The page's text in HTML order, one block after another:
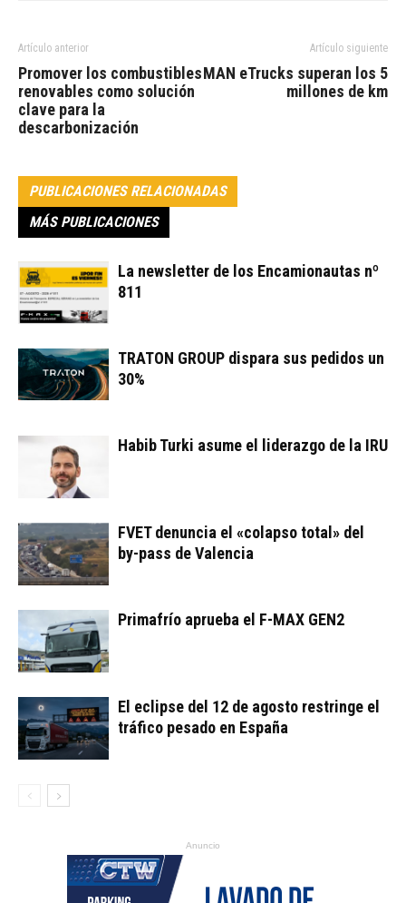
Artículo anterior
Promover los combustibles
renovables como solución
clave para la
descarbonización
Artículo siguiente
MAN eTrucks superan los 5
millones de km
PUBLICACIONES RELACIONADAS
MÁS PUBLICACIONES
La newsletter de los Encamionautas nº
811
TRATON GROUP dispara sus pedidos un
30%
Habib Turki asume el liderazgo de la IRU
FVET denuncia el «colapso total» del
by-pass de Valencia
Primafrío aprueba el F-MAX GEN2
El eclipse del 12 de agosto restringe el
tráfico pesado en España
Anuncio